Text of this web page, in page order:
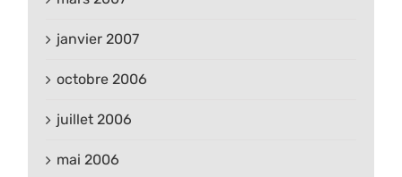
janvier 2007
octobre 2006
juillet 2006
mai 2006